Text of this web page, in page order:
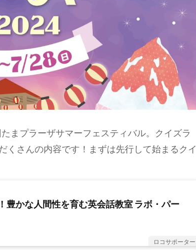
まプラーザサマーフェスティバル。クイズラ
くさんの内容です！まずは先行して始まるクイ
豊かな人間性を育む英会話教室 ラボ・パー
ロコサポーター